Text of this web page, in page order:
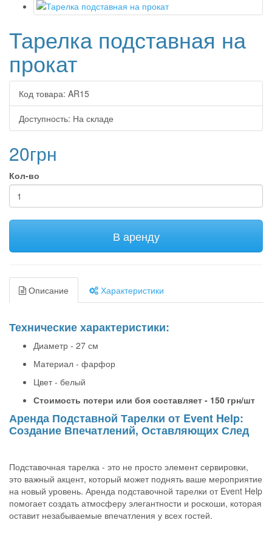
Тарелка подставная на
прокат
Код товара: AR15
Доступность: На складе
20грн
Кол-во
В аренду
Описание Характеристики
Технические характеристики:
Диаметр - 27 см
Материал - фарфор
Цвет - белый
Стоимость потери или боя составляет - 150 грн/шт
Аренда Подставной Тарелки от Event Help:
Создание Впечатлений, Оставляющих След
Подставочная тарелка - это не просто элемент сервировки,
это важный акцент, который может поднять ваше мероприятие
на новый уровень. Аренда подставочной тарелки от Event Help
помогает создать атмосферу элегантности и роскоши, которая
оставит незабываемые впечатления у всех гостей.